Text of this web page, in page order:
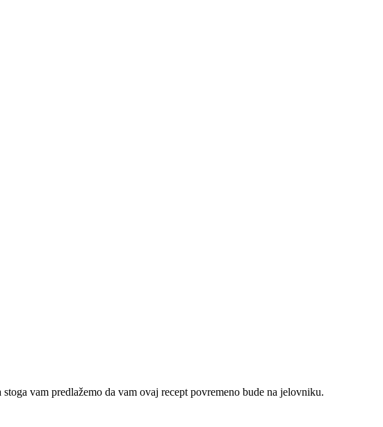
vam predlažemo da vam ovaj recept povremeno bude na jelovniku.